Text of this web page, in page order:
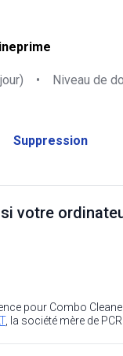
• Niveau de
Suppression
votre
pour Combo
, la société mère de